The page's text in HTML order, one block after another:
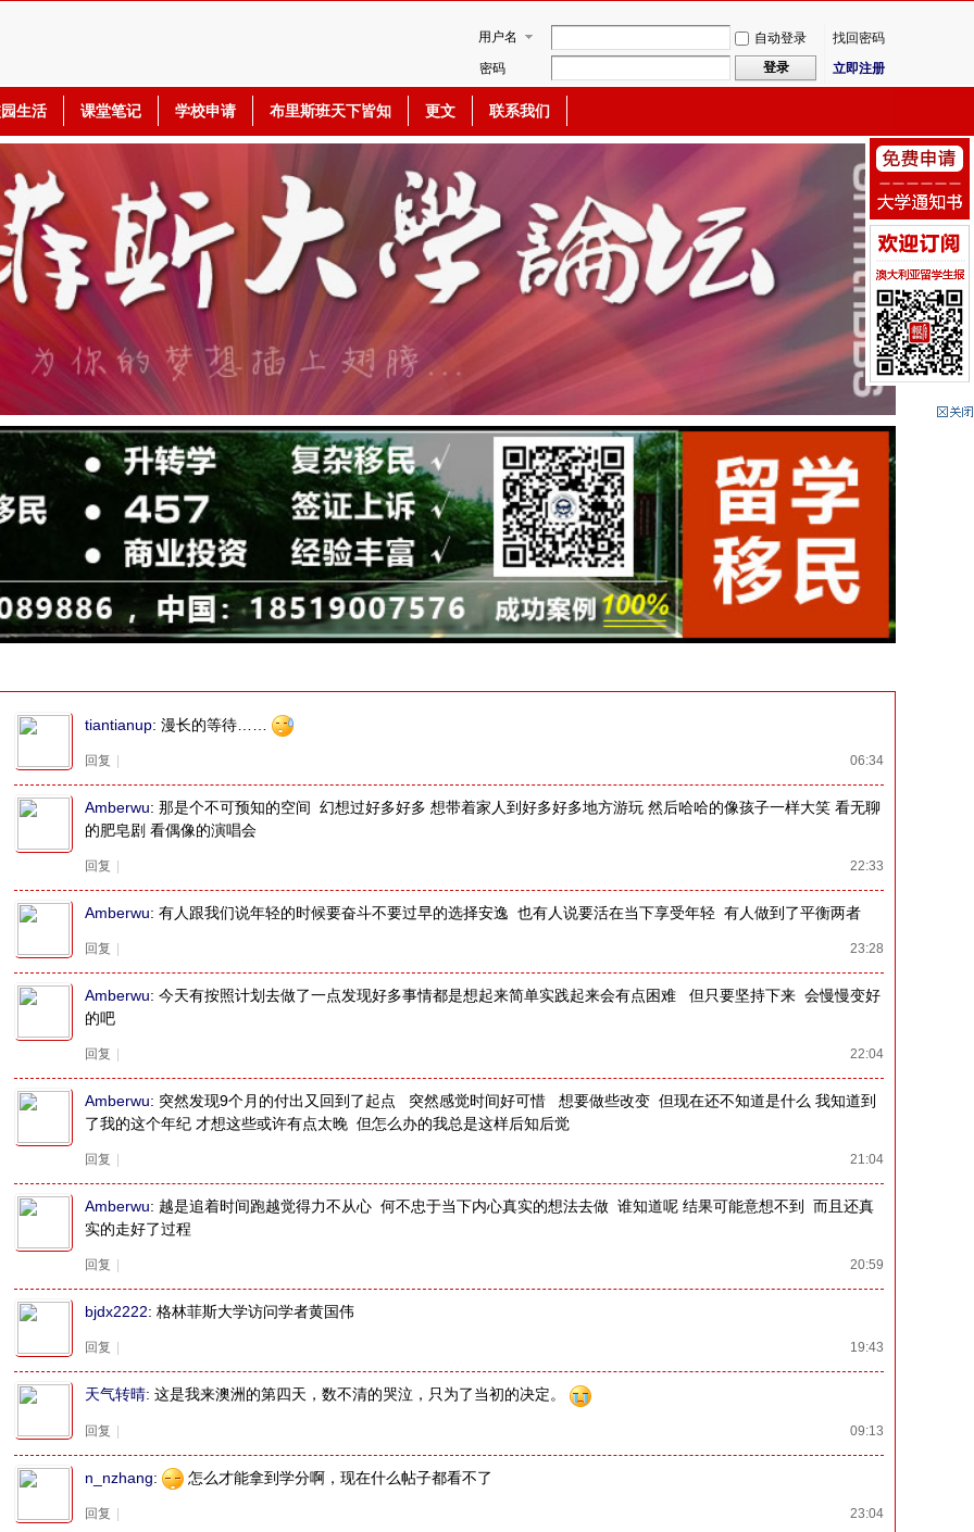
用户名 自动登录
找回密码
密码
登录 立即注册
生活 课堂笔记 学校申请 布里斯班天下皆知 更文 联系我们
tiantianup: 漫长的等待……
06:34
回复
Amberwu: 那是个不可预知的空间 幻想过好多好多 想带着家人到好多好多地方游玩 然后哈哈的像孩子一样大笑 看无聊
的肥皂剧 看偶像的演唱会
22:33
回复
Amberwu: 有人跟我们说年轻的时候要奋斗不要过早的选择安逸 也有人说要活在当下享受年轻 有人做到了平衡两者
23:28
回复
Amberwu: 今天有按照计划去做了一点发现好多事情都是想起来简单实践起来会有点困难 但只要坚持下来 会慢慢变好
的吧
22:04
回复
Amberwu: 突然发现9个月的付出又回到了起点 突然感觉时间好可惜 想要做些改变 但现在还不知道是什么 我知道到
了我的这个年纪 才想这些或许有点太晚 但怎么办的我总是这样后知后觉
21:04
回复
Amberwu: 越是追着时间跑越觉得力不从心 何不忠于当下内心真实的想法去做 谁知道呢 结果可能意想不到 而且还真
实的走好了过程
20:59
回复
bjdx2222: 格林菲斯大学访问学者黄国伟
19:43
回复
天气转晴: 这是我来澳洲的第四天，数不清的哭泣，只为了当初的决定。
09:13
回复 |
n_nzhang: 怎么才能拿到学分啊，现在什么帖子都看不了
23:04
回复 |